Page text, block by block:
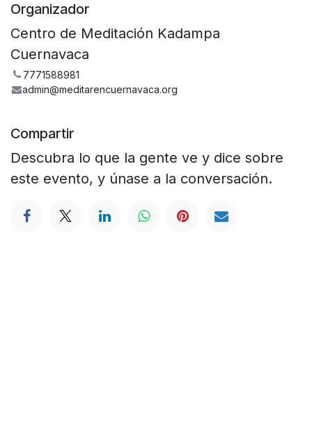
Organizador
Centro de Meditación Kadampa
Cuernavaca
7771588981
admin@meditarencuernavaca.org
Compartir
Descubra lo que la gente ve y dice sobre
este evento, y únase a la conversación.